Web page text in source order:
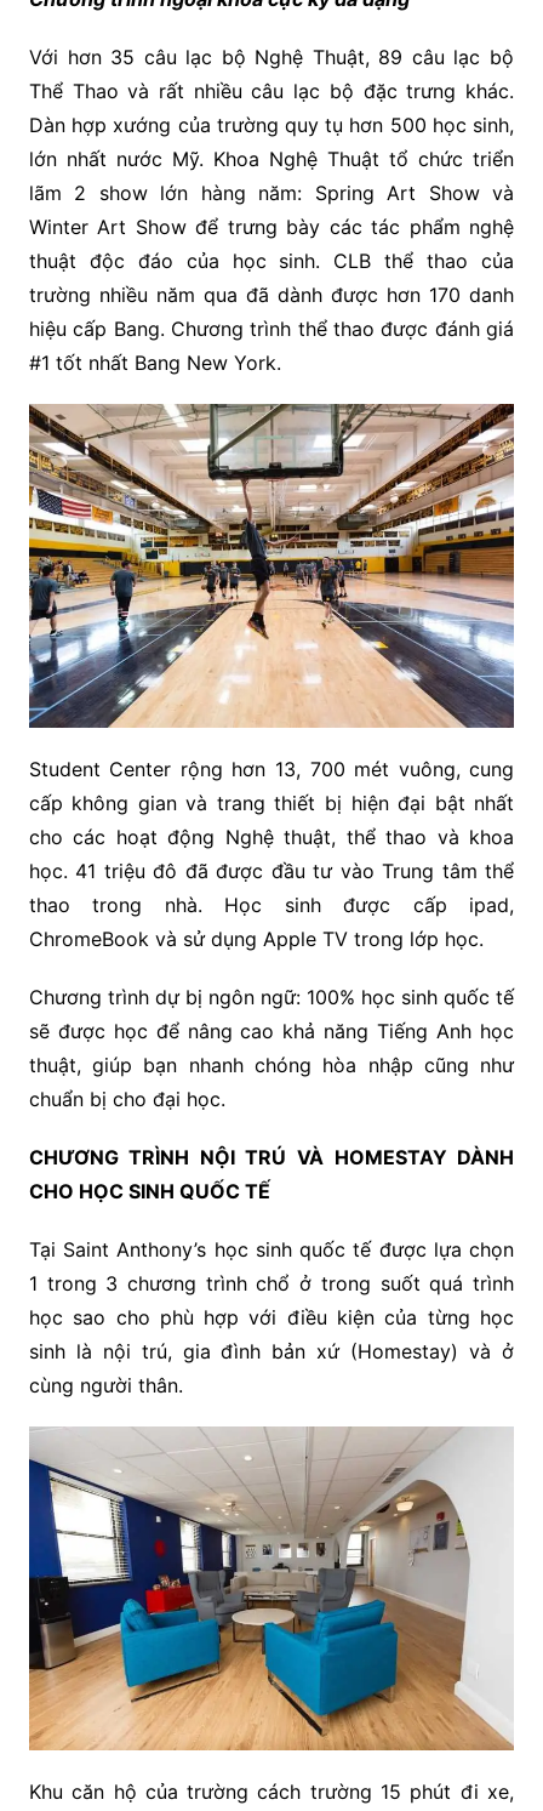
Với hơn 35 câu lạc bộ Nghệ Thuật, 89 câu lạc bộ
Thể Thao và rất nhiều câu lạc bộ đặc trưng khác.
Dàn hợp xướng của trường quy tụ hơn 500 học sinh,
lớn nhất nước Mỹ. Khoa Nghệ Thuật tổ chức triển
lãm 2 show lớn hàng năm: Spring Art Show và
Winter Art Show để trưng bày các tác phẩm nghệ
thuật độc đáo của học sinh. CLB thể thao của
trường nhiều năm qua đã dành được hơn 170 danh
hiệu cấp Bang. Chương trình thể thao được đánh giá
#1 tốt nhất Bang New York.
Student Center rộng hơn 13, 700 mét vuông, cung
cấp không gian và trang thiết bị hiện đại bật nhất
cho các hoạt động Nghệ thuật, thể thao và khoa
học. 41 triệu đô đã được đầu tư vào Trung tâm thể
thao trong nhà. Học sinh được cấp ipad,
ChromeBook và sử dụng Apple TV trong lớp học.
Chương trình dự bị ngôn ngữ: 100% học sinh quốc tế
sẽ được học để nâng cao khả năng Tiếng Anh học
thuật, giúp bạn nhanh chóng hòa nhập cũng như
chuẩn bị cho đại học.
CHƯƠNG TRÌNH NỘITRÚ VÀ HOMESTAY DÀNH
CHO HỌC SINH QUỐC TẾ
Tại Saint Anthony’s học sinh quốc tế được lựa chọn
1 trong 3 chương trình chổ ở trong suốt quá trình
học sao cho phù hợp với điều kiện của từng học
sinh là nội trú, gia đình bản xứ (Homestay) và ở
cùng người thân.
Khu căn hộ của trường cách trường 15 phút đi xe,